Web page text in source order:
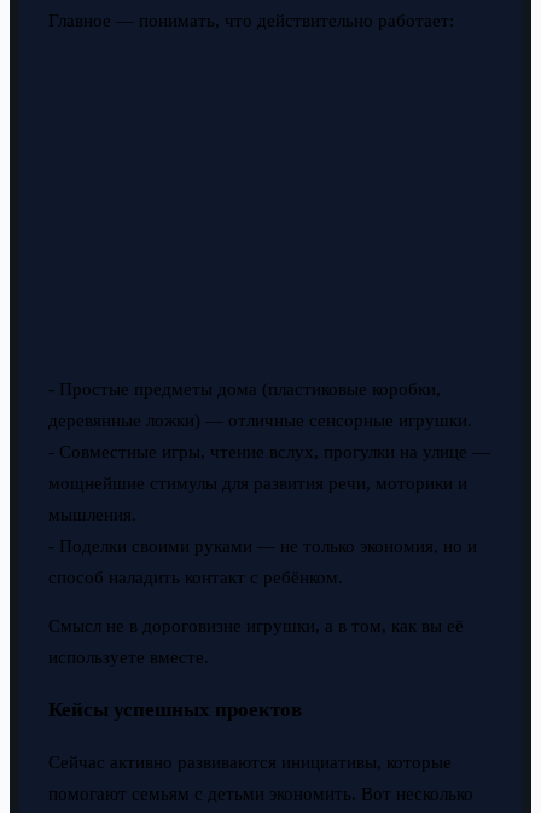
Главное — понимать, что действительно работает:
- Простые предметы дома (пластиковые коробки,
деревянные ложки) — отличные сенсорные игрушки.
- Совместные игры, чтение вслух, прогулки на улице —
мощнейшие стимулы для развития речи, моторики и
мышления.
- Поделки своими руками — не только экономия, но и
способ наладить контакт с ребёнком.
Смысл не в дороговизне игрушки, а в том, как вы её
используете вместе.
Кейсы успешных проектов
Сейчас активно развиваются инициативы, которые
помогают семьям с детьми экономить. Вот несколько